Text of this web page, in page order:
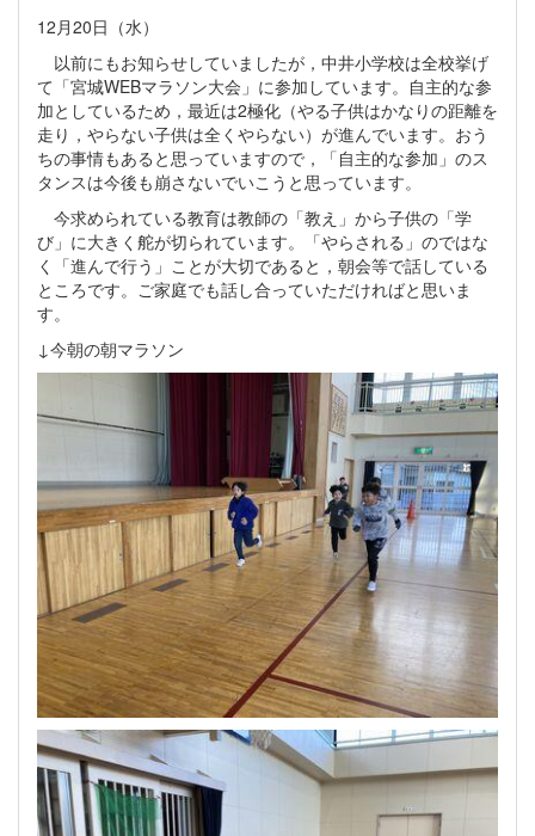
12月20日（水）
以前にもお知らせしていましたが，中井小学校は全校挙げ
て「宮城WEBマラソン大会」に参加しています。自主的な参
加としているため，最近は2極化（やる子供はかなりの距離を
走り，やらない子供は全くやらない）が進んでいます。おう
ちの事情もあると思っていますので，「自主的な参加」のス
タンスは今後も崩さないでいこうと思っています。
今求められている教育は教師の「教え」から子供の「学
び」に大きく舵が切られています。「やらされる」のではな
く「進んで行う」ことが大切であると，朝会等で話している
ところです。ご家庭でも話し合っていただければと思いま
す。
↓今朝の朝マラソン